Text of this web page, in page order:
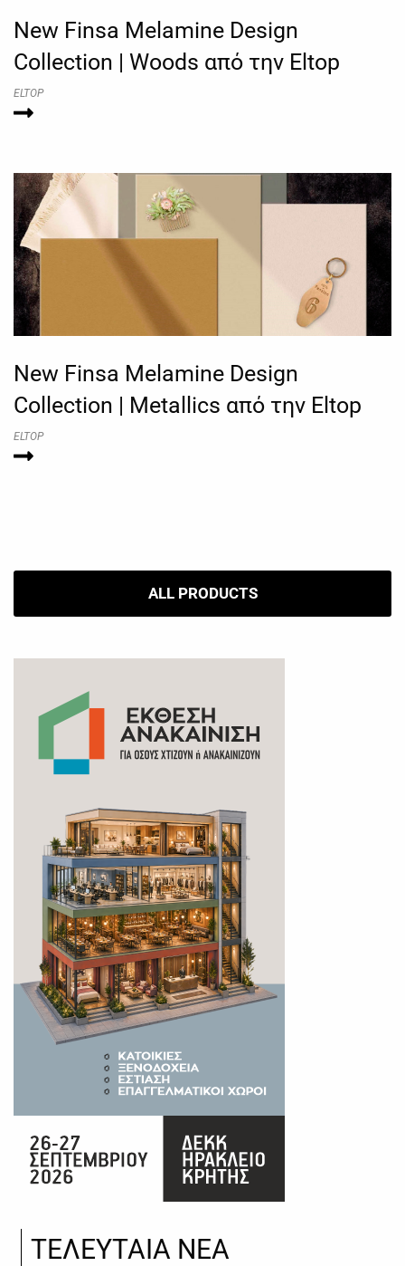
New Finsa Melamine Design
Collection | Woods από την Eltop
ELTOP
New Finsa Melamine Design
Collection | Metallics από την Eltop
ELTOP
ALL PRODUCTS
ΤΕΛΕΥΤΑΙΑ ΝΕΑ